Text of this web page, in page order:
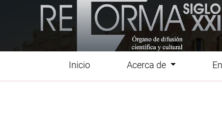
Ir al menú de navegación principal
Ir al contenido principal
Ir al pie de página del sitio
Menú principal
Inicio Acerca de